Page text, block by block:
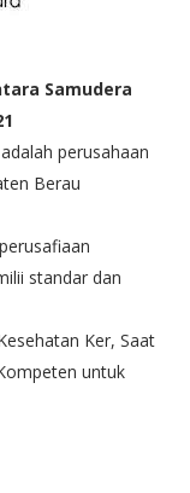
Samudera
perusahaan
Berau
standar dan
Ker, Saat
untuk